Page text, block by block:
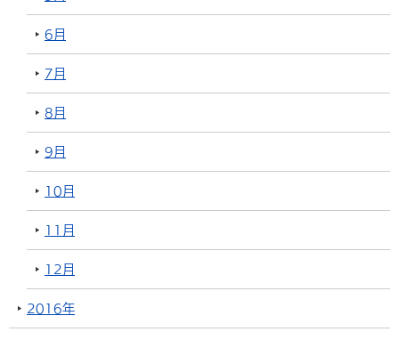
6月
7月
8月
9月
10月
11月
12月
2016年